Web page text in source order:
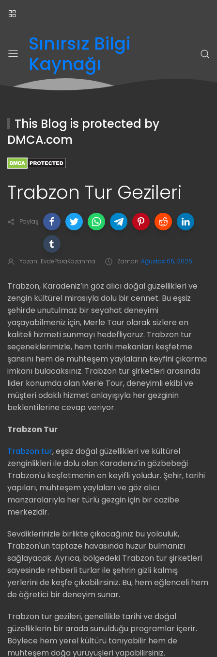
Sınırsız Bilgi
Kaynağı
This Blog is protected by
DMCA.com
Trabzon Tur Gezileri
Paylaş
Yazan: EvdeParaKazanma Zaman Ağustos 05, 2025
Trabzon, Karadeniz’in göz alıcı doğal güzellikleri ve
zengin kültürel mirasıyla dolu bir cennet. Bu eşsiz
şehirde unutulmaz bir seyahat deneyimi
yaşayabilmeniz için, Merle Tour olarak sizlere en
kaliteli hizmeti sunmayı hedefliyoruz. Trabzon tur
seçeneklerimizle, hem tarihi mekanları keşfetme
şansını hem de muhteşem yaylaların keyfini çıkarma
imkanı bulacaksınız. Trabzon tur şirketleri arasında
lider konumda olan Merle Tour, deneyimli ekibi ve
müşteri odaklı hizmet anlayışıyla her gezginin
beklentilerine cevap veriyor.
Trabzon Tur
Trabzon tur, eşsiz doğal güzellikleri ve kültürel
zenginlikleri ile dolu olan Karadeniz'in gözbebeği
Trabzon'u keşfetmenin en keyifli yoludur. Şehir, tarihi
yapıları, muhteşem yaylaları ve göz alıcı
manzaralarıyla her türlü gezgin için bir cazibe
merkezidir.
Sevdiklerinizle birlikte çıkacağınız bu yolculuk,
Trabzon'un taptaze havasında huzur bulmanızı
sağlayacak. Ayrıca, bölgedeki Trabzon tur şirketleri
sayesinde rehberli turlar ile şehrin gizli kalmış
yerlerini de keşfe çıkabilirsiniz. Bu, hem eğlenceli hem
de öğretici bir deneyim sunar.
Trabzon tur gezileri, genellikle tarihi ve doğal
güzelliklerin bir arada sunulduğu programlar içerir.
Böylece hem yerel kültürü tanıyabilir hem de
muhteşem doğa yürüyüşleri yapabilirsiniz.